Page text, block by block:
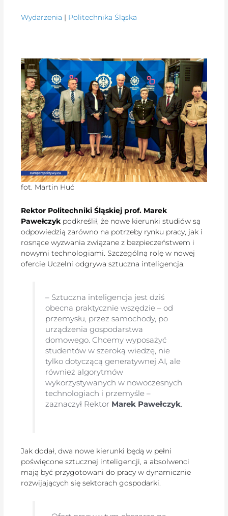
Wydarzenia | Politechnika Śląska
fot. Martin Huć
Rektor Politechniki Śląskiej prof. Marek
Pawełczyk podkreślił, że nowe kierunki studiów są
odpowiedzią zarówno na potrzeby rynku pracy, jak i
rosnące wyzwania związane z bezpieczeństwem i
nowymi technologiami. Szczególną rolę w nowej
ofercie Uczelni odgrywa sztuczna inteligencja.
– Sztuczna inteligencja jest dziś
obecna praktycznie wszędzie – od
przemysłu, przez samochody, po
urządzenia gospodarstwa
domowego. Chcemy wyposażyć
studentów w szeroką wiedzę, nie
tylko dotyczącą generatywnej AI, ale
również algorytmów
wykorzystywanych w nowoczesnych
technologiach i przemyśle –
zaznaczył Rektor Marek Pawełczyk.
Jak dodał, dwa nowe kierunki będą w pełni
poświęcone sztucznej inteligencji, a absolwenci
mają być przygotowani do pracy w dynamicznie
rozwijających się sektorach gospodarki.